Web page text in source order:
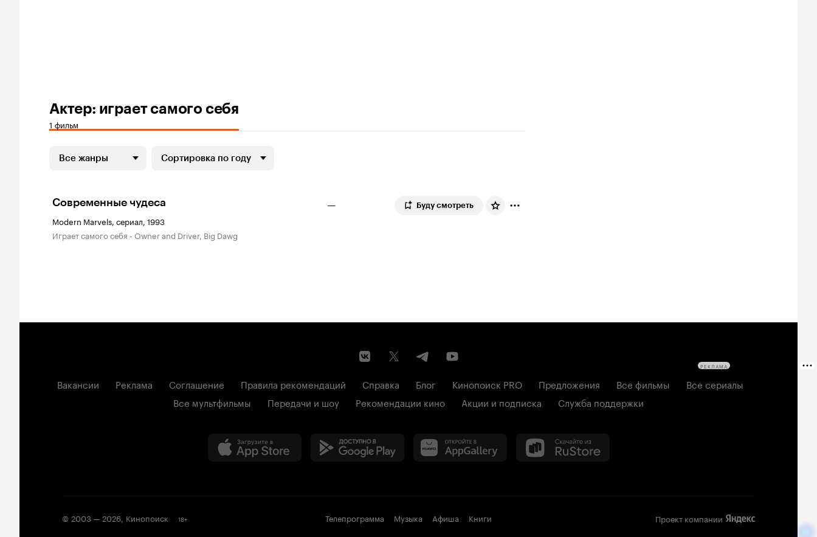
Актер: играет самого себя
1 фильм
Все жанры Сортировка по году
Современные чудеса
Modern Marvels, сериал, 1993
играет самого себя - Owner and Driver, Big Dawg
— Буду смотреть
Вакансии Реклама Соглашение Правила рекомендаций Справка Блог Кинопоиск PRO Предложения Все фильмы
Все сериалы
Все мультфильмы
Передачи и шоу Рекомендации кино Акции и подписка Служба поддержки
© 2003 —2026, Кинопоиск 18+ Телепрограмма Музыка Афиша Книги Проект компании
РЕКЛАМА